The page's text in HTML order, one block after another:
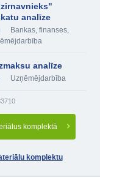
analīze
Bankas, finanses,
analīze
Uzņēmējdarbība
komplektā
komplektu